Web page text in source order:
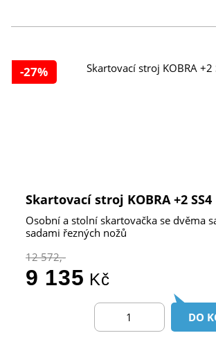
-27%
Skartovací stroj KOBRA +2 SS4
Osobní a stolní skartovačka se dvěma
sadami řezných nožů
12 572,-
9 135 Kč
DO